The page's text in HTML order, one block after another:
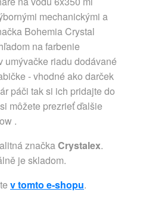
mechanickými a
Bohemia Crystal
na farbenie
umývačke riadu dodávané
- vhodné ako darček
páči tak si ich pridajte do
môžete prezrieť ďalšie
.
značkaCrystalex.
je skladom.
v tomto e-shopu.